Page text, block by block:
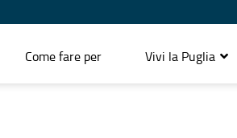
Come fare per Vivi la Puglia